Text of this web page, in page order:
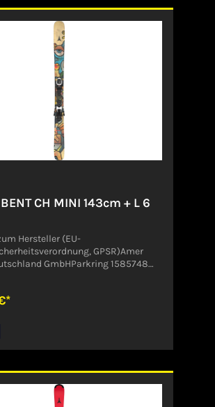
das Kurvenfahren so auch für
zum Kinderspiel.Angaben zum
(EU-Produktsicherheitsverordnung,
Sports Deutschland GmbHParkring
CH MINI 143cm + L 6
Hersteller (EU-
GPSR)Amer
GmbHParkring 1585748